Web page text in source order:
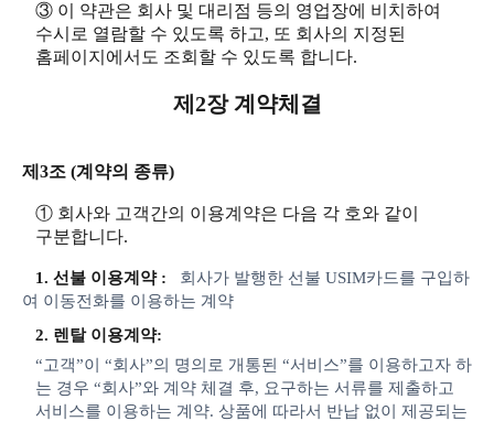
③ 이 약관은 회사 및 대리점 등의 영업장에 비치하여
수시로 열람할 수 있도록 하고, 또 회사의 지정된
홈페이지에서도 조회할 수 있도록 합니다.
제2장 계약체결
제3조 (계약의 종류)
① 회사와 고객간의 이용계약은 다음 각 호와 같이
구분합니다.
1. 선불 이용계약 :
회사가 발행한 선불 USIM카드를 구입하
여 이동전화를 이용하는 계약
2. 렌탈 이용계약:
“고객”이 “회사”의 명의로 개통된 “서비스”를 이용하고자 하
는 경우 “회사”와 계약 체결 후, 요구하는 서류를 제출하고
서비스를 이용하는 계약. 상품에 따라서 반납 없이 제공되는